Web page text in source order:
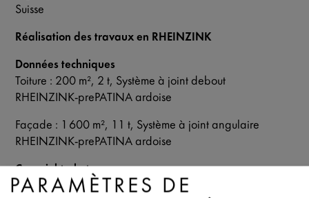
Suisse
Réalisation des travaux en RHEINZINK
Données techniques
Toiture : 200 m², 2 t, Système à joint debout
RHEINZINK-prePATINA ardoise
Façade : 1 600 m², 11 t, Système à joint angulaire
RHEINZINK-prePATINA ardoise
Copyright photo
RHEINZINK
PARAMÈTRES DE